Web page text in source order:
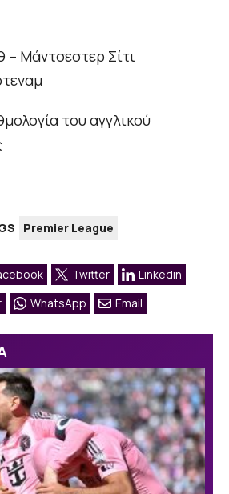
Μάντσεστερ Σίτι
του αγγλικού
Premier League
Twitter
Linkedin
WhatsApp Email